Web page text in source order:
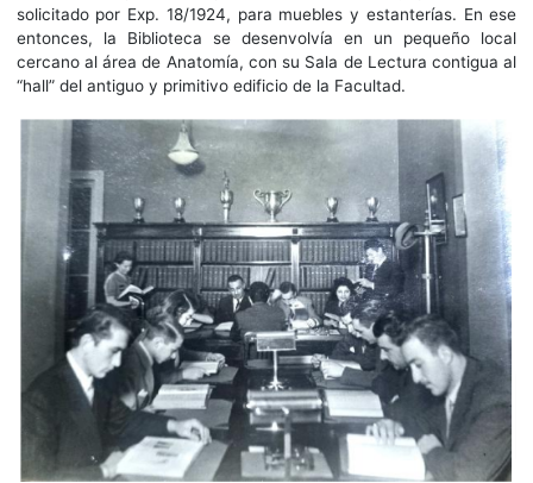
solicitado por Exp. 18/1924, para muebles y estanterías. En ese
entonces, la Biblioteca se desenvolvía en un pequeño local
cercano al área de Anatomía, con su Sala de Lectura contigua al
“hall” del antiguo y primitivo edificio de la Facultad.